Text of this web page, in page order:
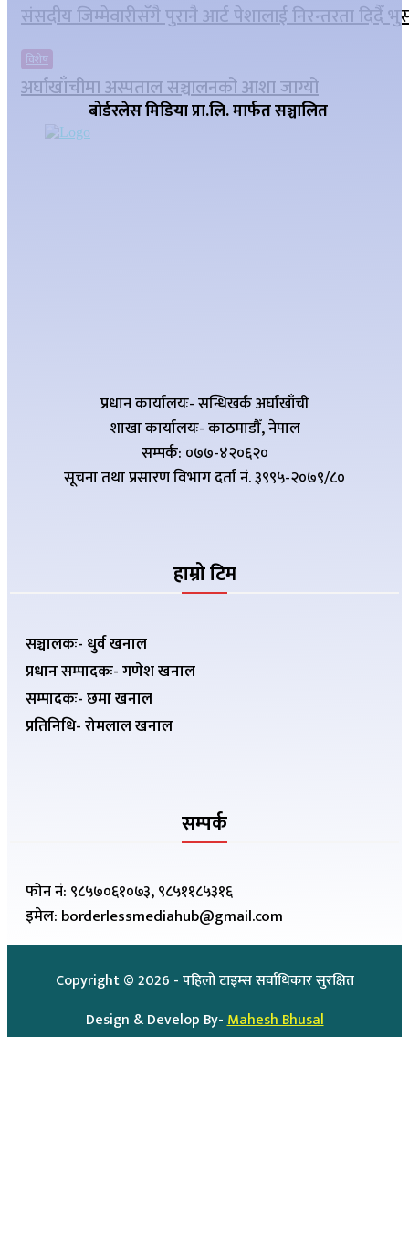
संसदीय जिम्मेवारीसँगै पुरानै आर्ट पेशालाई निरन्तरता दिदैँ
विशेष
अर्घाखाँचीमा अस्पताल सञ्चालनको आशा जाग्यो
बोर्डरलेस मिडिया प्रा.लि. मार्फत सञ्चालित
प्रधान कार्यालयः- सन्धिखर्क अर्घाखाँची
शाखा कार्यालयः- काठमाडौँ, नेपाल
सम्पर्क: ०७७-४२०६२०
सूचना तथा प्रसारण विभाग दर्ता नं. ३९९५-२०७९/८०
हाम्रो टिम
सञ्चालकः- धुर्व खनाल
प्रधान सम्पादकः- गणेश खनाल
सम्पादकः- छमा खनाल
प्रतिनिधि- रोमलाल खनाल
सम्पर्क
फोन नं: ९८५७०६१०७३, ९८५११८५३१६
इमेल: borderlessmediahub@gmail.com
Copyright ©2026 - पहिलो टाइम्स सर्वाधिकार सुरक्षित
Design & Develop By-Mahesh Bhusal